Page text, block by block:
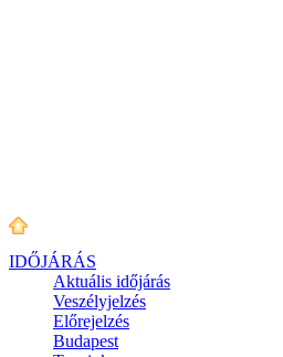
IDŐJÁRÁS
Aktuális időjárás
Veszélyjelzés
Előrejelzés
Budapest